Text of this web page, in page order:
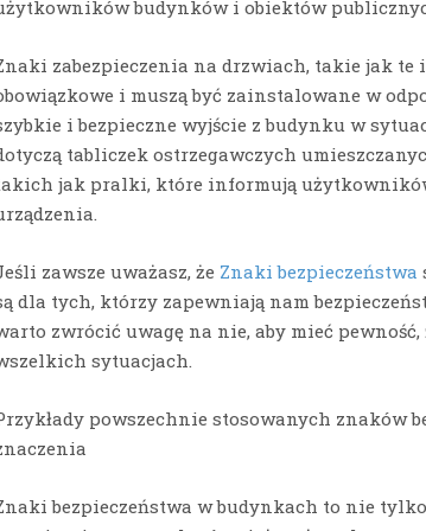
budynków i obiektów
zabezpieczenia na drzwiach, takie jak te
i muszą być zainstalowane w
i bezpieczne wyjście z budynku w
tabliczek ostrzegawczych
jak pralki, które informują
zawsze uważasz, że Znaki bezpieczeństwa
dla tych, którzy zapewniają nam
zwrócić uwagę na nie, aby mieć pewność,
sytuacjach.
powszechnie stosowanych znaków
bezpieczeństwa w budynkach to nie